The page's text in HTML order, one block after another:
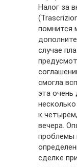
Налог за
помнится
случае
смогла
эта очень
к
вечера.
проблемы
сделке